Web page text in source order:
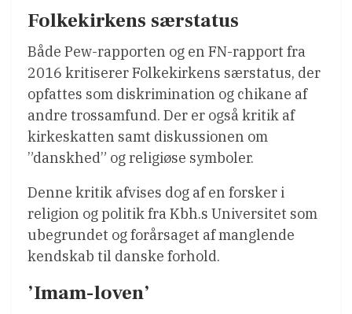
Folkekirkens særstatus
Både Pew-rapporten og en FN-rapport fra
2016 kritiserer Folkekirkens særstatus, der
opfattes som diskrimination og chikane af
andre trossamfund. Der er også kritik af
kirkeskatten samt diskussionen om
”danskhed” og religiøse symboler.
Denne kritik afvises dog af en forsker i
religion og politik fra Kbh.s Universitet som
ubegrundet og forårsaget af manglende
kendskab til danske forhold.
’Imam-loven’